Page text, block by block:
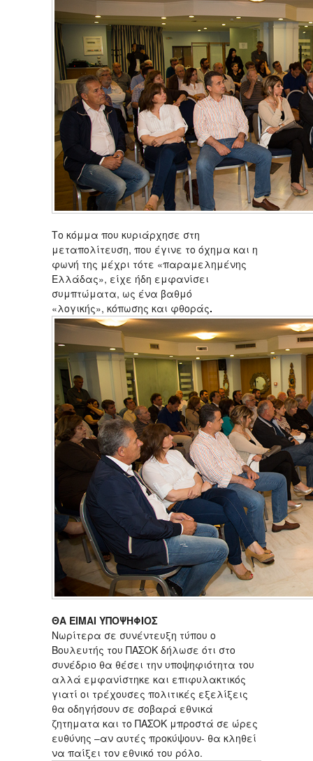
Το κόμμα που κυριάρχησε στη
μεταπολίτευση, που έγινε το όχημα και η
φωνή της μέχρι τότε «παραμελημένης
Ελλάδας», είχε ήδη εμφανίσει
συμπτώματα, ως ένα βαθμό
«λογικής», κόπωσης και φθοράς.
ΘΑ ΕΙΜΑΙ ΥΠΟΨΗΦΙΟΣ
Νωρίτερα σε συνέντευξη τύπου ο
Βουλευτής του ΠΑΣΟΚ δήλωσε ότι στο
συνέδριο θα θέσει την υποψηφιότητα του
αλλά εμφανίστηκε και επιφυλακτικός
γιατί οι τρέχουσες πολιτικές εξελίξεις
θα οδηγήσουν σε σοβαρά εθνικά
ζητηματα και το ΠΑΣΟΚ μπροστά σε ώρες
ευθύνης –αν αυτές προκύψουν- θα κληθεί
να παίξει τον εθνικό του ρόλο.